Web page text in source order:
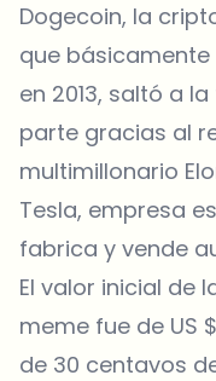
Dogecoin, la
que
en 2013, saltó a
parte gracias al
multimillonario
Tesla, empresa
fabrica y vende
El valor inicial de
meme fue de US
de 30 centavos